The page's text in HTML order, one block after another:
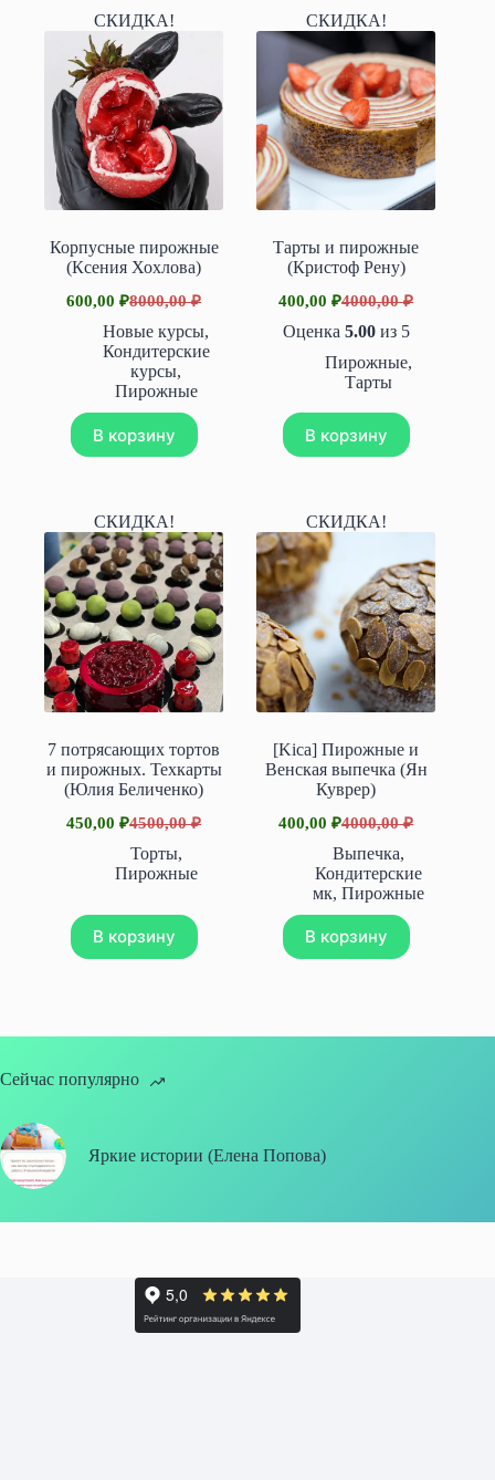
СКИДКА!
Корпусные пирожные
(Ксения Хохлова)
8000,00₽
Первоначальная
цена
составляла
8000,00 ₽.
600,00₽Текущая
цена:
600,00 ₽.
Новые курсы,
Кондитерские
курсы,
Пирожные
В корзину
СКИДКА!
Тарты и пирожные
(Кристоф Рену)
4000,00₽
Первоначальная
цена
4000,00 ₽.
400,00₽Текущая
цена:
Оценка 5.00из 5
Пирожные,
Тарты
В корзину
СКИДКА!
7 потрясающих тортов
и пирожных. Техкарты
(Юлия Беличенко)
4500,00₽
Первоначальная
цена
составляла
450,00₽Текущая
цена:
450,00 ₽.
Торты,
Пирожные
В корзину
СКИДКА!
[Kica] Пирожные и
Венская выпечка (Ян
Куврер)
4000,00₽
Первоначальная
цена
составляла
4000,00 ₽.
400,00₽Текущая
цена:
400,00 ₽.
Выпечка,
Кондитерские
мк, Пирожные
В корзину
Сейчас популярно
Яркие истории (Елена Попова)